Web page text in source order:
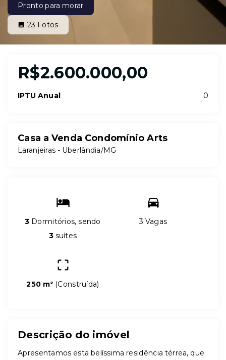
Pronto para morar
23 Fotos
R$2.600.000,00
IPTU Anual 0
Casa a Venda Condomínio Arts
Laranjeiras - Uberlândia/MG
3 Dormitórios, sendo
3suítes
3 Vagas
250 m² (Construída)
Descrição do imóvel
Apresentamos esta belíssima residência térrea, que